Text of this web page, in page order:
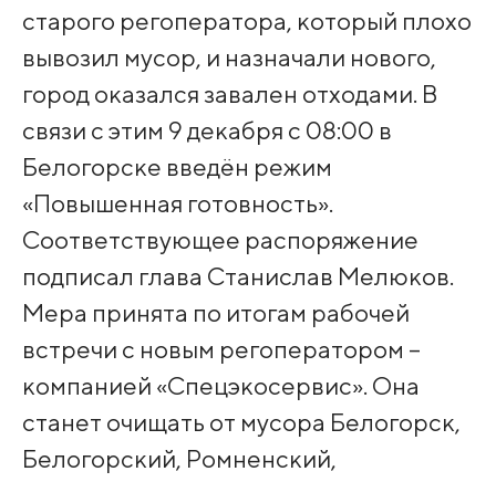
старого регоператора, который плохо
вывозил мусор, и назначали нового,
город оказался завален отходами. В
связи с этим 9 декабря с 08:00 в
Белогорске введён режим
«Повышенная готовность».
Соответствующее распоряжение
подписал глава Станислав Мелюков.
Мера принята по итогам рабочей
встречи с новым регоператором –
компанией «Спецэкосервис». Она
станет очищать от мусора Белогорск,
Белогорский, Ромненский,